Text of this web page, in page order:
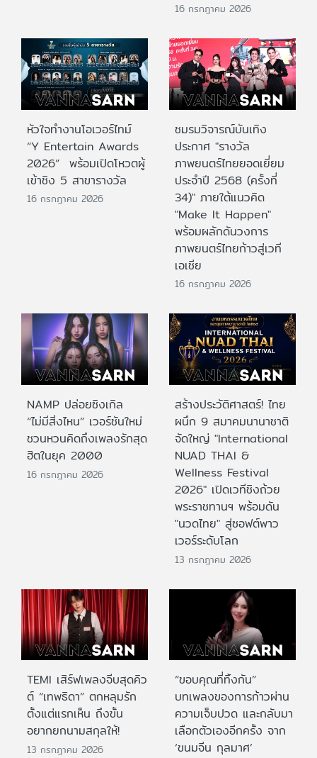
16 กรกฎาคม 2026
หัวใจทำงานโอเวอร์ไทม์
“Y Entertain Awards
2026” พร้อมเปิดโหวตผู้
เข้าชิง 5 สาขารางวัล
16 กรกฎาคม 2026
ชมรมวิจารณ์บันเทิง
ประกาศ "รางวัล
ภาพยนตร์ไทยยอดเยี่ยม
ประจําปี 2568 (ครั้งที่
34)" ภายใต้แนวคิด
"Make It Happen"
พร้อมผลักดันวงการ
ภาพยนตร์ไทยก้าวสู่เวที
เอเชีย
16 กรกฎาคม 2026
NAMP ปล่อยซิงเกิล
“ไม่มีสิ่งไหน” เวอร์ชันใหม่
ชวนหวนคิดถึงเพลงรักสุด
ฮิตในยุค 2000
16 กรกฎาคม 2026
สร้างประวัติศาสตร์! ไทย
ผนึก 9 สมาคมนานาชาติ
จัดใหญ่ "International
NUAD THAI &
Wellness Festival
2026" เปิดเวทีชิงถ้วย
พระราชทานฯ พร้อมดัน
"นวดไทย" สู่ซอฟต์พาว
เวอร์ระดับโลก
13 กรกฎาคม 2026
TEMI เสิร์ฟเพลงจีบสุดคิว
ต์ “เทพธิดา” ตกหลุมรัก
ตั้งแต่แรกเห็น ถึงขั้น
อยากยกนามสกุลให้!
13 กรกฎาคม 2026
“ขอบคุณที่ทิ้งกัน”
บทเพลงของการก้าวผ่าน
ความเจ็บปวด และกลับมา
เลือกตัวเองอีกครั้ง จาก
‘ขนมจีน กุลมาศ’